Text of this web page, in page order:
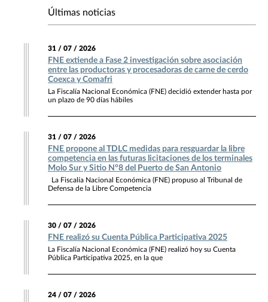
Últimas noticias
31 / 07 / 2026
FNE extiende a Fase 2 investigación sobre asociación
entre las productoras y procesadoras de carne de cerdo
Coexca y Comafri
La Fiscalía Nacional Económica (FNE) decidió extender hasta por
un plazo de 90 días hábiles
31 / 07 / 2026
FNE propone al TDLC medidas para resguardar la libre
competencia en las futuras licitaciones de los terminales
Molo Sur y Sitio N°8 del Puerto de San Antonio
La Fiscalía Nacional Económica (FNE) propuso al Tribunal de
Defensa de la Libre Competencia
30 / 07 / 2026
FNE realizó su Cuenta Pública Participativa 2025
La Fiscalía Nacional Económica (FNE) realizó hoy su Cuenta
Pública Participativa 2025, en la que
24 / 07 / 2026